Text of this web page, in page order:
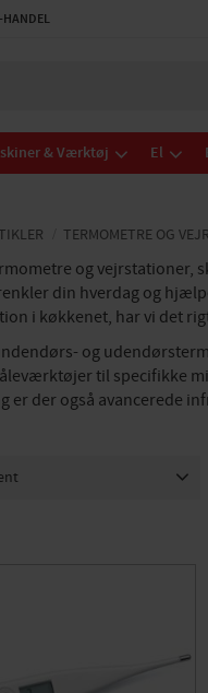
HANDEL
& Værktøj El
TERMOMETRE OG
og vejrstationer,
din hverdag og
i køkkenet, har vi det
og
til specifikke
der også avancerede